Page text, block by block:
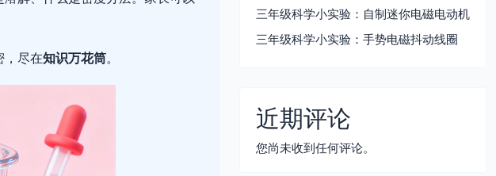
，尽在知识万花筒。
三年级科学小实验：自制迷你电磁电动机
三年级科学小实验：手势电磁抖动线圈
近期评论
您尚未收到任何评论。